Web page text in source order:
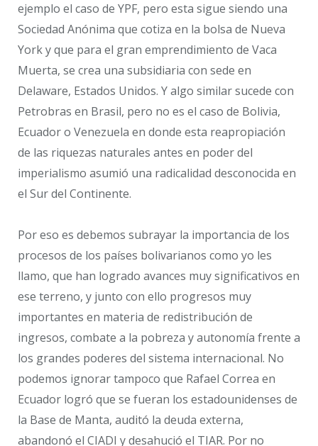
ejemplo el caso de YPF, pero esta sigue siendo una
Sociedad Anónima que cotiza en la bolsa de Nueva
York y que para el gran emprendimiento de Vaca
Muerta, se crea una subsidiaria con sede en
Delaware, Estados Unidos. Y algo similar sucede con
Petrobras en Brasil, pero no es el caso de Bolivia,
Ecuador o Venezuela en donde esta reapropiación
de las riquezas naturales antes en poder del
imperialismo asumió una radicalidad desconocida en
el Sur del Continente.
Por eso es debemos subrayar la importancia de los
procesos de los países bolivarianos como yo les
llamo, que han logrado avances muy significativos en
ese terreno, y junto con ello progresos muy
importantes en materia de redistribución de
ingresos, combate a la pobreza y autonomía frente a
los grandes poderes del sistema internacional. No
podemos ignorar tampoco que Rafael Correa en
Ecuador logró que se fueran los estadounidenses de
la Base de Manta, auditó la deuda externa,
abandonó el CIADI y desahució el TIAR. Por no